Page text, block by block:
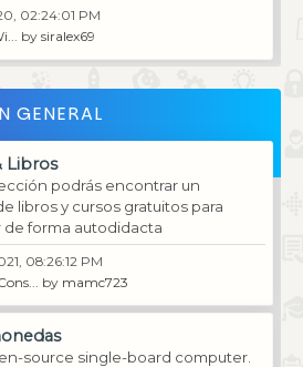
02:24:01 PM
by siralex69
GENERAL
Libros
podrás encontrar un
libros y cursos gratuitos para
forma autodidacta
08:26:12 PM
by mamc723
source single-board computer.